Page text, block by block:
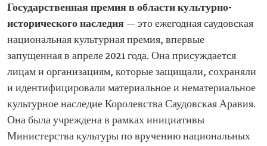
Государственная премия в области культурно-
исторического наследия — это ежегодная саудовская
национальная культурная премия, впервые
запущенная в апреле 2021 года. Она присуждается
лицам и организациям, которые защищали, сохраняли
и идентифицировали материальное и нематериальное
культурное наследие Королевства Саудовская Аравия.
Она была учреждена в рамках инициативы
Министерства культуры по вручению национальных